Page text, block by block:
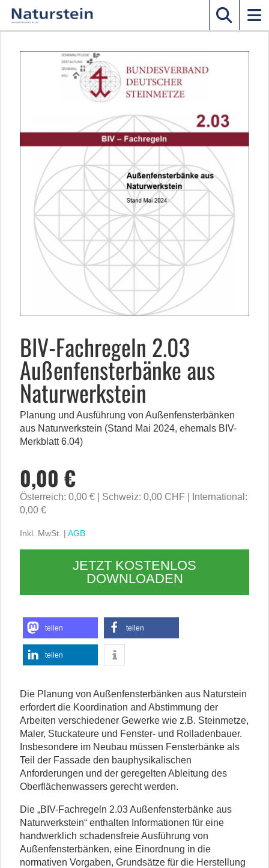
BIV-Fachregeln 2.03
Außenfensterbänke aus
Naturwerkstein
Planung und Ausführung von Außenfensterbänken
aus Naturwerkstein (Stand Mai 2024, ehemals BIV-
Merkblatt 6.04)
0,00 €
Österreich: 0,00 € Schweiz: 0,00 CHF
International:
0,00 €
Inkl. MwSt. | AGB
JETZT KOSTENLOS
DOWNLOADEN
teilen teilen
teilen
Die Planung von Außenfensterbänken aus Naturstein
erfordert die Koordination and Abstimmung der
Arbeiten verschiedener Gewerke wie z.B. Steinmetze,
Maler, Stuckateure und Fenster- und Rolladenbauer.
Insbesondere im Neubau müssen Fensterbänke als
Teil der Fassade den bauphysikalischen
Anforderungen und der geregelten Ableitung des
Oberflächenwassers gerecht werden.
Die „BIV-Fachregeln 2.03 Außenfensterbänke aus
Naturwerkstein“ enthalten Informationen für eine
handwerklich schadensfreie Ausführung von
Außenfensterbänken, eine Einordnung in die
normativen Vorgaben, Grundsätze für die Herstellung